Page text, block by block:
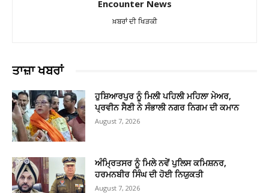
Encounter News
ਖ਼ਬਰਾਂ ਦੀ ਖਿੜਕੀ
ਤਾਜ਼ਾ ਖਬਰਾਂ
ਹੁਸ਼ਿਆਰਪੁਰ ਨੂੰ ਮਿਲੀ ਪਹਿਲੀ ਮਹਿਲਾ ਮੇਅਰ,
ਪ੍ਰਵੀਨ ਸੈਣੀ ਨੇ ਸੰਭਾਲੀ ਨਗਰ ਨਿਗਮ ਦੀ ਕਮਾਨ
August 7, 2026
ਅੰਮ੍ਰਿਤਸਰ ਨੂੰ ਮਿਲੇ ਨਵੇਂ ਪੁਲਿਸ ਕਮਿਸ਼ਨਰ,
ਹਰਮਨਬੀਰ ਸਿੰਘ ਦੀ ਹੋਈ ਨਿਯੁਕਤੀ
August 7, 2026